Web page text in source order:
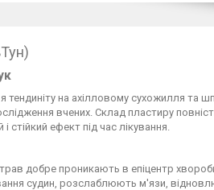
на ахілловому сухожилля та
вчених. Склад пластиру
ефект під час лікування.
добре проникають в епіцентр
судин, розслаблюють м'язи,